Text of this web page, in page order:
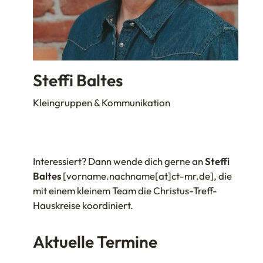
Steffi Baltes
Kleingruppen & Kommunikation
Interessiert? Dann wende dich gerne anSteffi
Baltes[vorname.nachname[at]ct-mr.de], die
mit einem kleinem Team die Christus-Treff-
Hauskreise koordiniert.
Aktuelle Termine